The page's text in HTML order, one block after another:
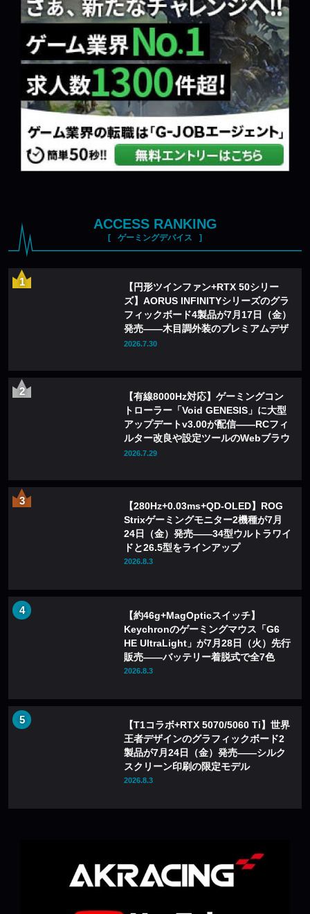
ACCESS RANKING
ゲーミングデバイス
【円形ツインファン+RTX 50シリー
ズ】AORUS INFINITYシリーズのグラ
フィックボード4製品が7月17日（金）
発売——木目調外装のプレミアムデザ
インを採用
2026.7.30
【有線8000Hz対応】ゲーミングコン
トローラー「Void GENESIS」に大型
アップデートv3.00が配信——RCフィ
ルター改良や設定ツールのWebブラウ
ザ化も
2026.7.29
【280Hz+0.03ms+QD-OLED】ROG
Strixゲーミングモニター2機種が7月
24日（金）発売——34型ウルトラワイ
ドと26.5型をラインアップ
2026.8.3
【約46g+MagOpticスイッチ】
Keychronのゲーミングマウス「G6
HE UltraLight」が7月28日（火）先行
販売——バッテリー着脱式で全7色
2026.8.3
【T1コラボ+RTX 5070/5060 Ti】世界
王者デザインのグラフィックボード2
製品が7月24日（金）発売——シルク
スクリーン印刷の限定モデル
2026.8.3